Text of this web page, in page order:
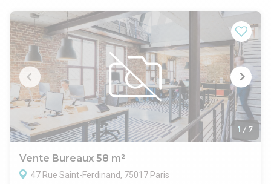
1 / 7
Vente Bureaux 58 m²
47 Rue Saint-Ferdinand, 75017 Paris